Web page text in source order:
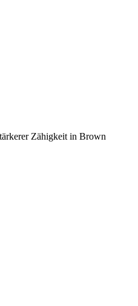
Zähigkeit in Brown